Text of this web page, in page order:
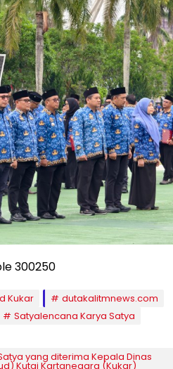
Kukar
dutakalitmnews.com
Satyalencana Karya Satya
yang diterima Kepala Dinas
Kutai Kartanegara (Kukar)